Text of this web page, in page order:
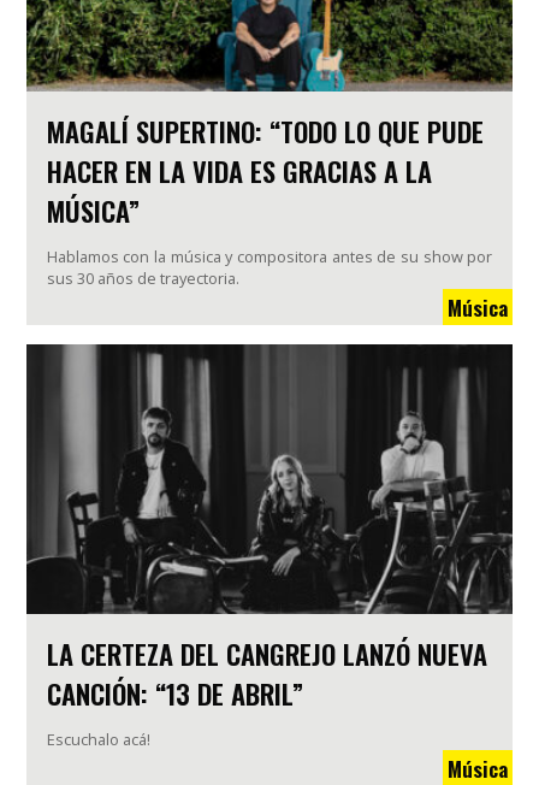
MAGALÍ SUPERTINO: “TODO LO QUE PUDE
HACER EN LA VIDA ES GRACIAS A LA
MÚSICA”
Hablamos con la música y compositora antes de su show por
sus 30 años de trayectoria.
Música
LA CERTEZA DEL CANGREJO LANZÓ NUEVA
CANCIÓN: “13 DE ABRIL”
Escuchalo acá!
Música